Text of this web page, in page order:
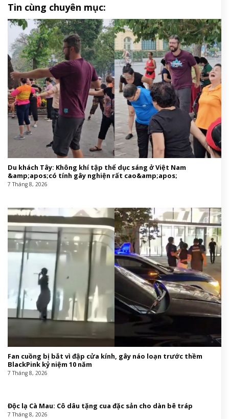
Tin cùng chuyên mục:
Du khách Tây: Không khí tập thể dục sáng ở Việt Nam
&amp;apos;có tính gây nghiện rất cao&amp;apos;
7 Tháng 8, 2026
Fan cuồng bị bắt vì đập cửa kính, gây náo loạn trước thềm
BlackPink kỷ niệm 10 năm
7 Tháng 8, 2026
Độc lạ Cà Mau: Cô dâu tặng cua đặc sản cho dàn bê tráp
7 Tháng 8, 2026